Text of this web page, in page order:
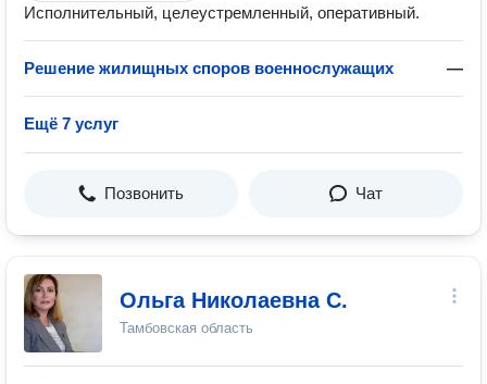
Исполнительный, целеустремленный, оперативный.
Решение жилищных споров военнослужащих —
Ещё 7 услуг
Позвонить Чат
Ольга Николаевна С.
Тамбовская область